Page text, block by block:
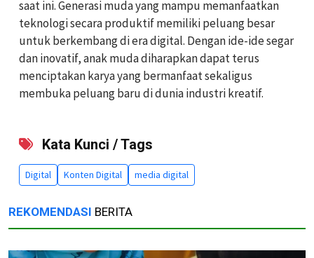
saat ini. Generasi muda yang mampu memanfaatkan
teknologi secara produktif memiliki peluang besar
untuk berkembang di era digital. Dengan ide-ide segar
dan inovatif, anak muda diharapkan dapat terus
menciptakan karya yang bermanfaat sekaligus
membuka peluang baru di dunia industri kreatif.
Kata Kunci / Tags
Digital Konten Digital media digital
REKOMENDASI BERITA